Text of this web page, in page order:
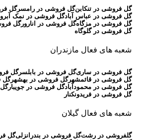
گل فروشی در تنکابنگل فروشی در رامسرگل
گل فروشی در عباس آبادگل فروشی در نمک
گل فروشی در مزگاهگل فروشی در انارورگل
گل فروشی در گلوگاه
شعبه های فعال مازندران
گل فروشی در ساریگل فروشی در بابلسرگل
گل فروشی در قائمشهرگل فروشی در بهشهرگل
گل فروشی در محمودآبادگل فروشی در جویبار
گل فروشی در فریدونکنار
شعبه های فعال گیلان
گلفروشی در رشتگل فروشی در بندرانزلیگل